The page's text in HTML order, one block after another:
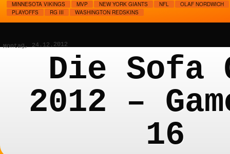
MINNESOTA VIKINGS
MVP NEW YORK GIANTS NFL
OLAF NORDWICH
PLAYOFFS
RG III WASHINGTON REDSKINS
Montag, 24.12.2012
Die Sofa
2012 –
16